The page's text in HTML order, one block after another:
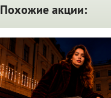
Похожие акции: